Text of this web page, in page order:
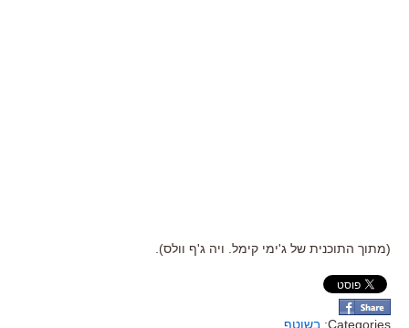
(מתוך התוכנית של ג'ימי קימל. ויה ג'ף וולס).
Categories: בשוטף